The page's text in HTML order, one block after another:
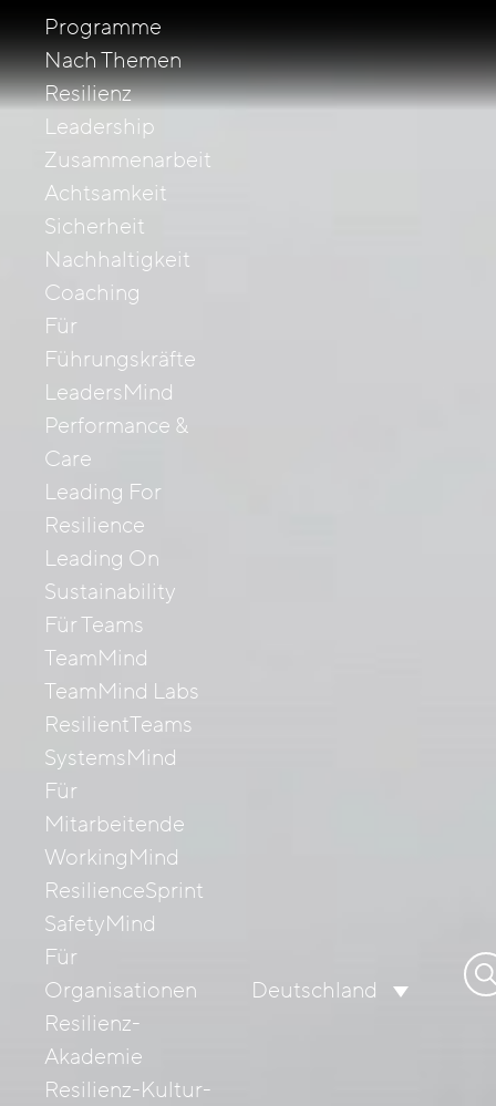
Programme
Nach Themen
Resilienz
Leadership
Zusammenarbeit
Achtsamkeit
Sicherheit
Nachhaltigkeit
Coaching
Für
Führungskräfte
LeadersMind
Performance &
Care
Leading For
Resilience
Leading On
Sustainability
Für Teams
TeamMind
TeamMind Labs
ResilientTeams
SystemsMind
Für
Mitarbeitende
WorkingMind
ResilienceSprint
SafetyMind
Für
Organisationen
Resilienz-
Akademie
Resilienz-Kultur-
Deutschland